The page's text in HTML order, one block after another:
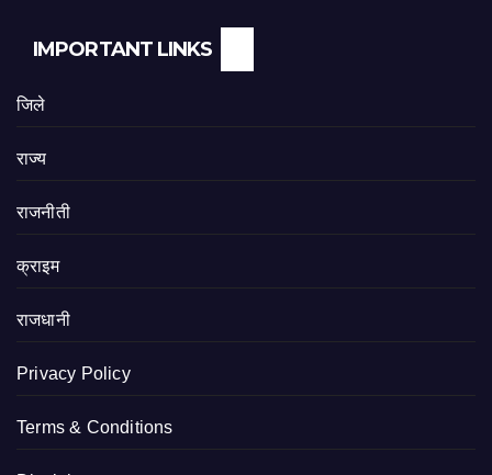
IMPORTANT LINKS
जिले
राज्य
राजनीती
क्राइम
राजधानी
Privacy Policy
Terms & Conditions